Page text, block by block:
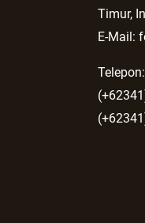
Timur,
E-Mail:
Telepon: